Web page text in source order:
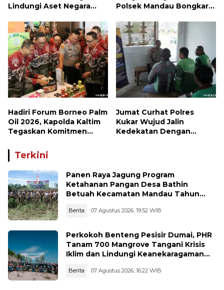
Lindungi Aset Negara
Energi Nasional
Polsek Mandau Bongkar
Ekstasi di Air Jamban,
Tiga Pelaku Diamankan
Hadiri Forum Borneo Palm
Oil 2026, Kapolda Kaltim
Tegaskan Komitmen
Jumat Curhat Polres
Kukar Wujud Jalin
Kedekatan Dengan
Terkini
Panen Raya Jagung Program
Ketahanan Pangan Desa Bathin
Betuah Kecamatan Mandau Tahun
Berita 07 Agustus 2026, 19:52 WIB
Perkokoh Benteng Pesisir Dumai, PHR
Tanam 700 Mangrove Tangani Krisis
Iklim dan Lindungi Keanekaragaman
Berita 07 Agustus 2026, 16:22 WIB